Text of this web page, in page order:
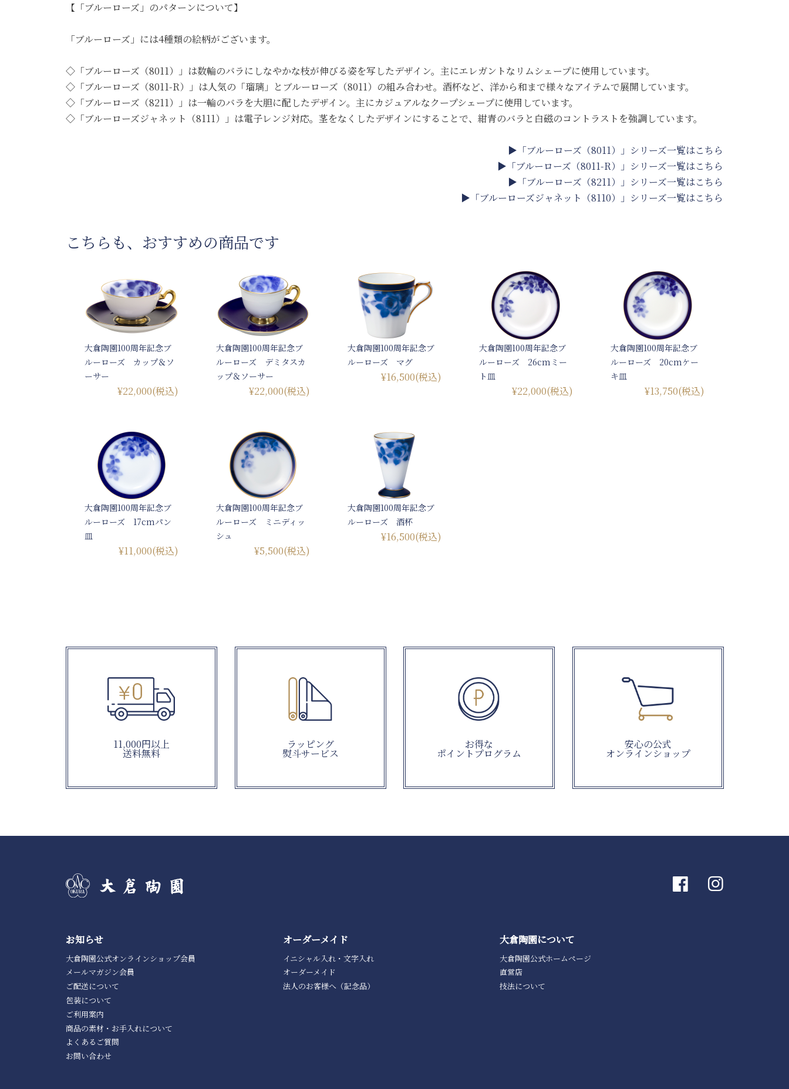
【「ブルーローズ」のパターンについて】
「ブルーローズ」には4種類の絵柄がございます。
◇「ブルーローズ（8011）」は数輪のバラにしなやかな枝が伸びる姿を写したデザイン。主にエレガントなリムシェープに使用しています。
◇「ブルーローズ（8011-R）」は人気の「瑠璃」とブルーローズ（8011）の組み合わせ。酒杯など、洋から和まで様々なアイテムで展開しています。
◇「ブルーローズ（8211）」は一輪のバラを大胆に配したデザイン。主にカジュアルなクープシェープに使用しています。
◇「ブルーローズジャネット（8111）」は電子レンジ対応。茎をなくしたデザインにすることで、紺青のバラと白磁のコントラストを強調しています。
▶「ブルーローズ（8011）」シリーズ一覧はこちら
▶「ブルーローズ（8011-R）」シリーズ一覧はこちら
▶「ブルーローズ（8211）」シリーズ一覧はこちら
▶「ブルーローズジャネット（8110）」シリーズ一覧はこちら
こちらも、おすすめの商品です
大倉陶園100周年記念ブ
ルーローズ カップ＆ソ
ーサー
¥22,000(税込)
大倉陶園100周年記念ブ
ルーローズ デミタスカ
ップ＆ソーサー
¥22,000(税込)
大倉陶園100周年記念ブ
ルーローズ マグ
¥16,500(税込)
大倉陶園100周年記念ブ
ルーローズ 26cmミー
ト皿
¥22,000(税込)
大倉陶園100周年記念ブ
ルーローズ 20cmケー
キ皿
¥13,750(税込)
大倉陶園100周年記念ブ
ルーローズ 17cmパン
皿
¥11,000(税込)
大倉陶園100周年記念ブ
ルーローズ ミニディッ
シュ
¥5,500(税込)
大倉陶園100周年記念ブ
ルーローズ 酒杯
¥16,500(税込)
11,000円以上
送料無料
ラッピング
熨斗サービス
お得な
ポイントプログラム
安心の公式
オンラインショップ
お知らせ
大倉陶園公式オンラインショップ会員
メールマガジン会員
ご配送について
包装について
ご利用案内
商品の素材・お手入れについて
よくあるご質問
お問い合わせ
オーダーメイド
イニシャル入れ・文字入れ
オーダーメイド
法人のお客様へ（記念品）
大倉陶園について
大倉陶園公式ホームページ
直営店
技法について